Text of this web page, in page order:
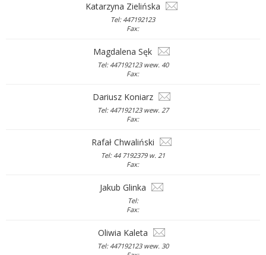
Katarzyna Zielińska
Tel: 447192123
Fax:
Magdalena Sęk
Tel: 447192123 wew. 40
Fax:
Dariusz Koniarz
Tel: 447192123 wew. 27
Fax:
Rafał Chwaliński
Tel: 44 7192379 w. 21
Fax:
Jakub Glinka
Tel:
Fax:
Oliwia Kaleta
Tel: 447192123 wew. 30